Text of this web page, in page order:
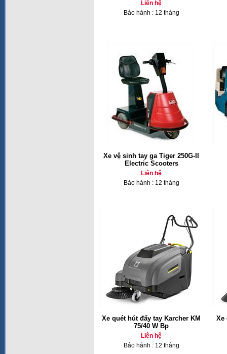
Liên hệ
Bảo hành : 12 tháng
Xe vệ sinh tay ga Tiger 250G-II
Electric Scooters
Liên hệ
Bảo hành : 12 tháng
Xe quét hút đẩy tay Karcher KM
75/40 W Bp
Liên hệ
Bảo hành : 12 tháng
Xe